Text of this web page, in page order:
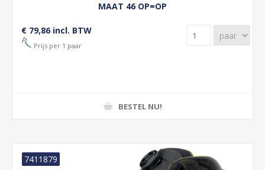
MAAT 46 OP=OP
€ 79,86 incl. BTW
Prijs per 1 paar
BESTEL NU!
7411879